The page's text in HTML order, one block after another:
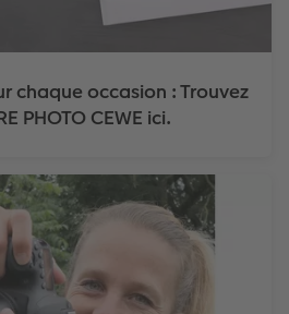
chaque occasion : Trouvez
PHOTO CEWE ici.